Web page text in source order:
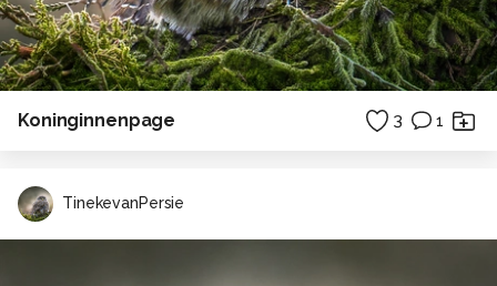
Koninginnenpage 3 1
TinekevanPersie